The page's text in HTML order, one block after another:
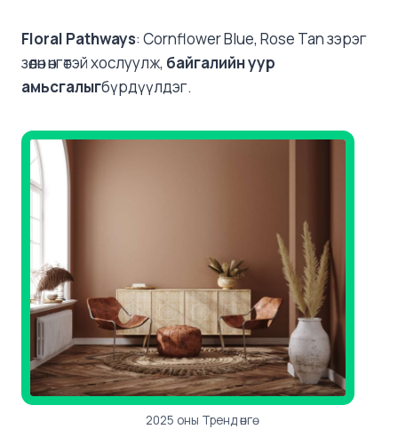
Floral Pathways: Cornflower Blue, Rose Tan зэрэг
зөөлөн өнгөтэй хослуулж, байгалийн уур
амьсгалыгбүрдүүлдэг.
2025 оны Тренд өнгө